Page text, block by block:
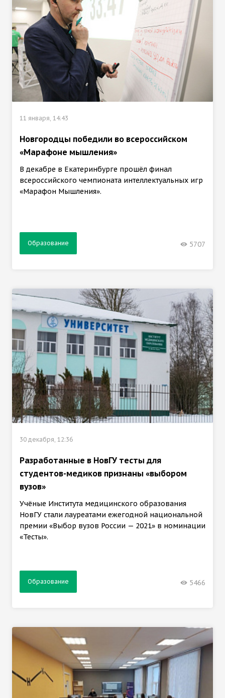
11 января, 14:43
Новгородцы победили во всероссийском
«Марафоне мышления»
В декабре в Екатеринбурге прошёл финал
всероссийского чемпионата интеллектуальных игр
«Марафон Мышления».
Образование 5707
30 декабря, 12:36
Разработанные в НовГУ тесты для
студентов-медиков признаны «выбором
вузов»
Учёные Института медицинского образования
НовГУ стали лауреатами ежегодной национальной
премии «Выбор вузов России — 2021» в номинации
«Тесты».
Образование 5466